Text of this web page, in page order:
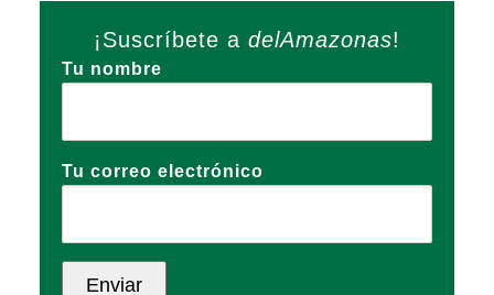
¡Suscríbete a delAmazonas!
Tu nombre
Tu correo electrónico